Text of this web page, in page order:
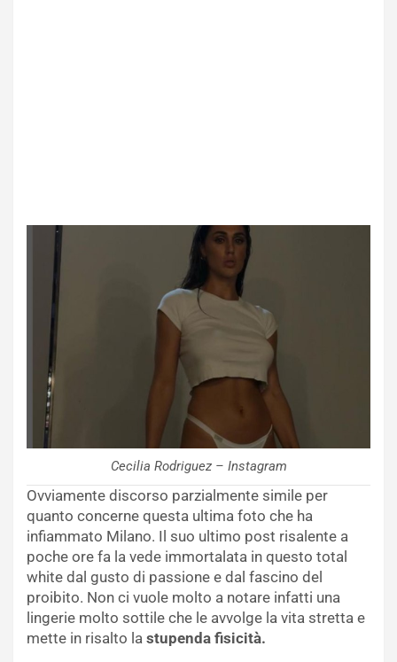
Cecilia Rodriguez – Instagram
Ovviamente discorso parzialmente simile per
quanto concerne questa ultima foto che ha
infiammato Milano. Il suo ultimo post risalente a
poche ore fa la vede immortalata in questo total
white dal gusto di passione e dal fascino del
proibito. Non ci vuole molto a notare infatti una
lingerie molto sottile che le avvolge la vita stretta e
mette in risalto la stupenda fisicità.